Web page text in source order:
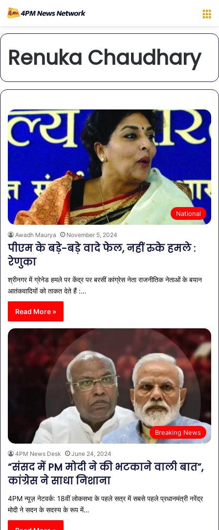
Renuka Chaudhary
National
Awadh Maurya November 5, 2024
पीएम के बड़े-बड़े वादे फेल, नहीं रुके हमले :
रेणुका
श्रीनगर में ग्रेनेड हमले पर केंद्र पर बरसीं कांग्रेस नेता राजनीतिक नेताओं के बयान
आतंकवादियों को ताकत देते हैं :…
Read More »
Breaking News
4PM News Desk June 24, 2024
“संसद में PM मोदी ने की भटकाने वाली बात”,
कांग्रेस ने साधा निशाना
4PM न्यूज़ नेटवर्क: 18वीं लोकसभा के पहले सत्र में सबसे पहले प्रधानमंत्री नरेंद्र
मोदी ने सदन के सदस्य के रूप में…